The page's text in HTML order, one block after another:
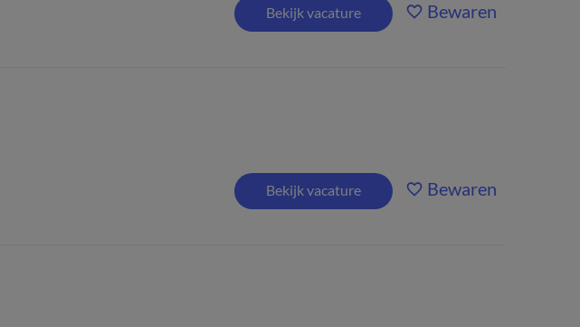
Bekijk vacature Bewaren
Bekijk vacature Bewaren